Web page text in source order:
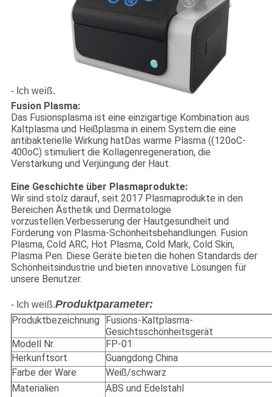
- Ich weiß.
Fusion Plasma:
Das Fusionsplasma ist eine einzigartige Kombination aus
Kaltplasma und Heißplasma in einem System.die eine
antibakterielle Wirkung hatDas warme Plasma ((120oC-
400oC) stimuliert die Kollagenregeneration, die
Verstärkung und Verjüngung der Haut.
Eine Geschichte über Plasmaprodukte:
Wir sind stolz darauf, seit 2017 Plasmaprodukte in den
Bereichen Ästhetik und Dermatologie
vorzustellen.Verbesserung der Hautgesundheit und
Förderung von Plasma-Schönheitsbehandlungen. Fusion
Plasma, Cold ARC, Hot Plasma, Cold Mark, Cold Skin,
Plasma Pen. Diese Geräte bieten die hohen Standards der
Schönheitsindustrie und bieten innovative Lösungen für
unsere Benutzer.
- Ich weiß.Produktparameter:
Produktbezeichnung
Fusions-Kaltplasma-
Gesichtsschönheitsgerät
Modell Nr.
FP-01
Herkunftsort
Guangdong China
Farbe der Ware
Weiß/schwarz
Materialien
ABS und Edelstahl